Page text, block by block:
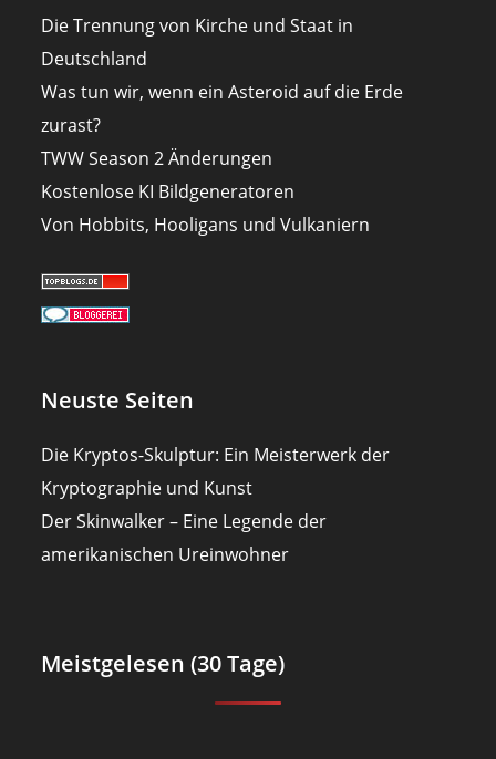
Die Trennung von Kirche und Staat in
Deutschland
Was tun wir, wenn ein Asteroid auf die Erde
zurast?
TWW Season 2 Änderungen
Kostenlose KI Bildgeneratoren
Von Hobbits, Hooligans und Vulkaniern
Neuste Seiten
Die Kryptos-Skulptur: Ein Meisterwerk der
Kryptographie und Kunst
Der Skinwalker – Eine Legende der
amerikanischen Ureinwohner
Meistgelesen (30 Tage)